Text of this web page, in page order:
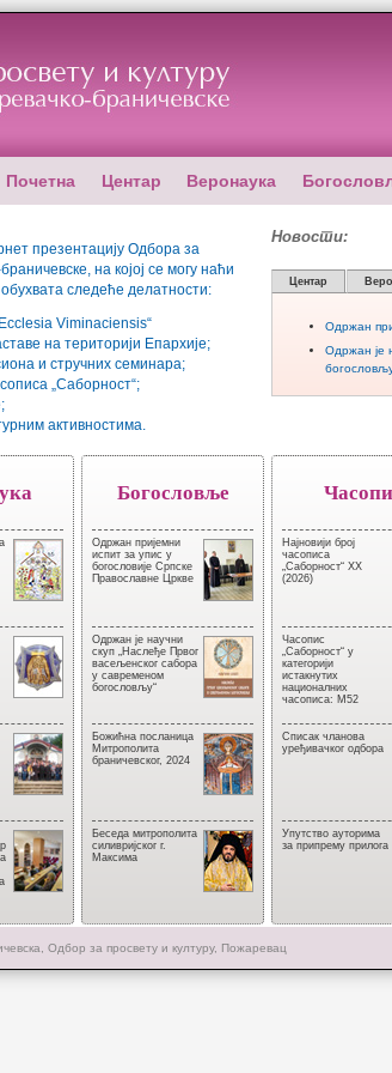
Почетна Центар Веронаука
презентацију Одбора за
на којој се могу наћи
следеће делатности:
Viminaciensis“
на територији Епархије;
и стручних семинара;
„Саборност“;
активностима.
Новости:
Центар
Одржан
Одржан је
Богословље
Одржан пријемни
испит за упис у
богословије Српске
Православне Цркве
Одржан је научни
скуп „Наслеђе Првог
васељенског сабора
у савременом
богословљу“
Божићна посланица
Митрoполита
браничевског, 2024
Беседа митрополита
силивријског г.
Максима
Најновији број
часописа
„Саборност“ XX
(2026)
Часопис
„Саборност“ у
категорији
истакнутих
националних
часописа: М52
Списак чланова
уређивачког одбора
Упутство ауторима
за припрему прилога
Одбор за просвету и културу, Пожаревац